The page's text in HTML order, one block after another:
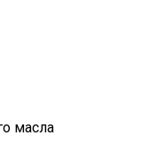
масла